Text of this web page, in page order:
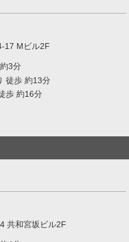
17 Mビル2F
3分
徒歩 約13分
歩 約16分
共和宮坂ビル2F